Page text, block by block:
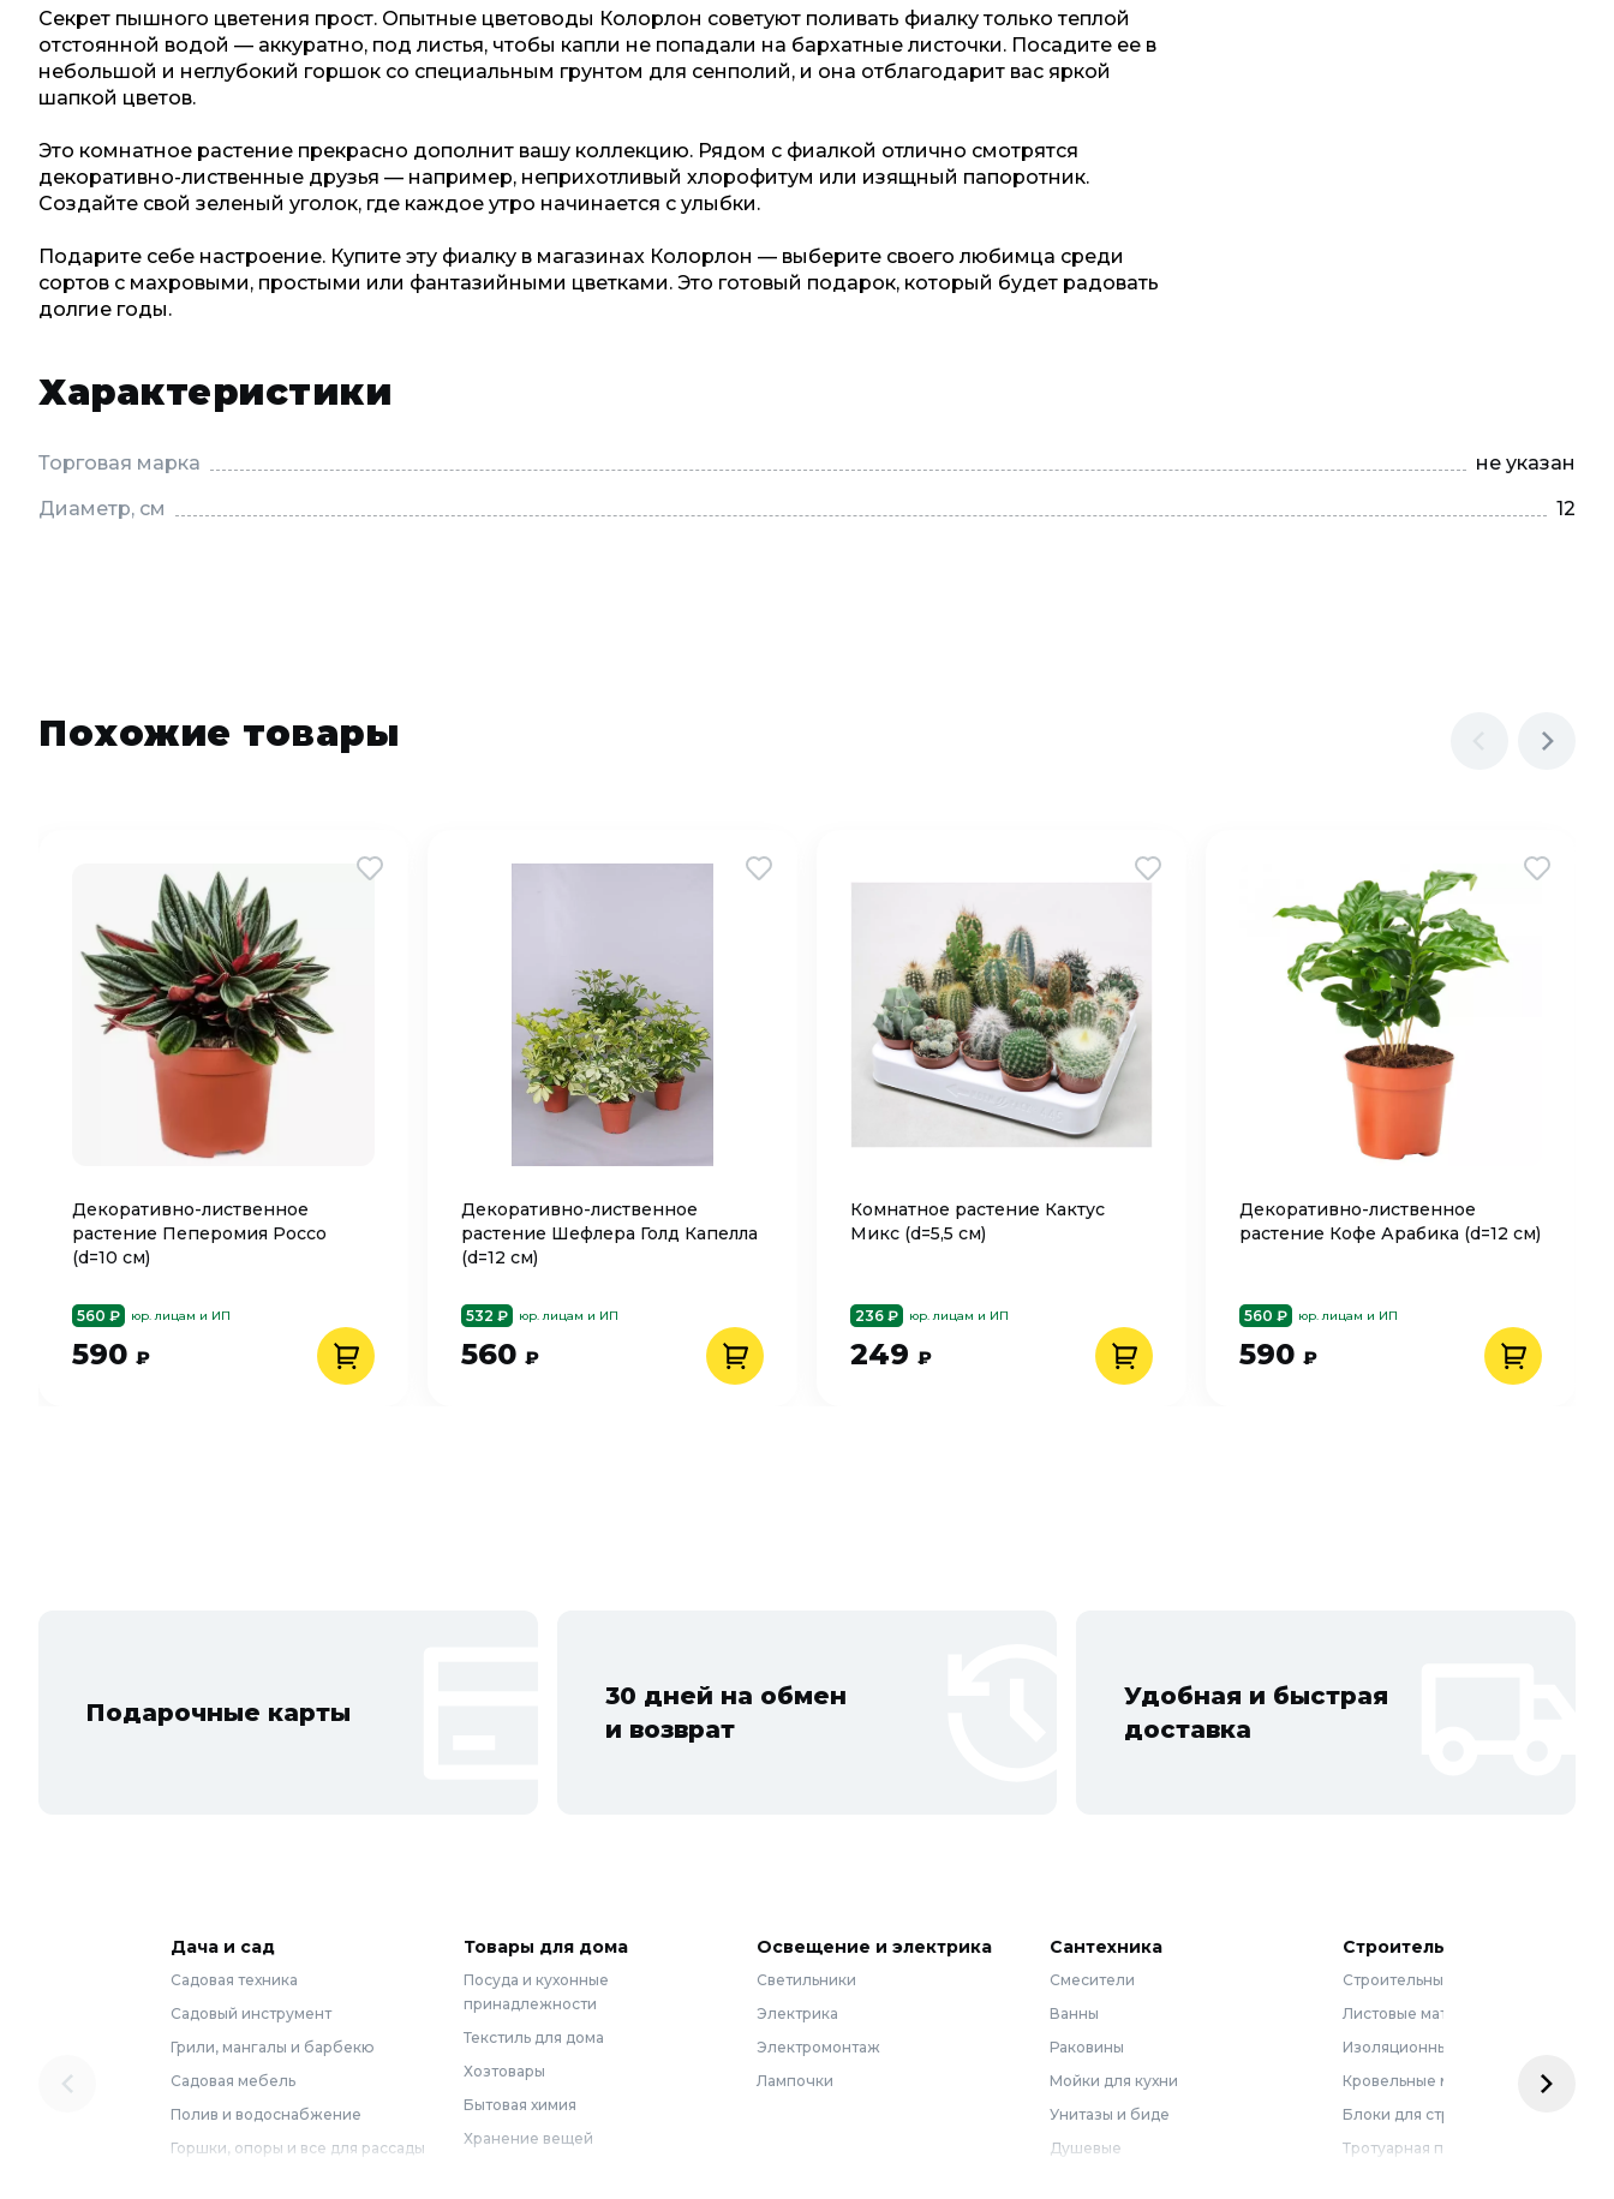
Секрет пышного цветения прост. Опытные цветоводы Колорлон советуют поливать фиалку только теплой
отстоянной водой — аккуратно, под листья, чтобы капли не попадали на бархатные листочки. Посадите ее в
небольшой и неглубокий горшок со специальным грунтом для сенполий, и она отблагодарит вас яркой
шапкой цветов.
Это комнатное растение прекрасно дополнит вашу коллекцию. Рядом с фиалкой отлично смотрятся
декоративно-лиственные друзья — например, неприхотливый хлорофитум или изящный папоротник.
Создайте свой зеленый уголок, где каждое утро начинается с улыбки.
Подарите себе настроение. Купите эту фиалку в магазинах Колорлон — выберите своего любимца среди
сортов с махровыми, простыми или фантазийными цветками. Это готовый подарок, который будет радовать
долгие годы.
Характеристики
Торговая марка
не указан
Диаметр, см
12
Похожие товары
Декоративно-лиственное
растение Пеперомия Россо
(d=10 см)
560 ₽ юр. лицам и ИП
590 ₽
Декоративно-лиственное
растение Шефлера Голд Капелла
(d=12 см)
532 ₽ юр. лицам и ИП
560 ₽
Комнатное растение Кактус
Микс (d=5,5 см)
236 ₽ юр. лицам и ИП
249 ₽
Декоративно-лиственное
растение Кофе Арабика (d=12 см)
560 ₽ юр. лицам и ИП
590 ₽
Подарочные карты
30 дней на обмен
и возврат
Удобная и быстрая
доставка
Дача и сад
Садовая техника
Садовый инструмент
Грили, мангалы и барбекю
Садовая мебель
Полив и водоснабжение
Горшки, опоры и все для рассады
Товары для дома
Посуда и кухонные
принадлежности
Текстиль для дома
Хозтовары
Бытовая химия
Хранение вещей
Освещение и электрика
Светильники
Электрика
Электромонтаж
Лампочки
Сантехника
Смесители
Ванны
Раковины
Мойки для кухни
Унитазы и биде
Душевые
Строительные материалы
Строительные смеси
Листовые материалы
Изоляционные материалы
Кровельные материалы
Блоки для строительства
Тротуарная плитка